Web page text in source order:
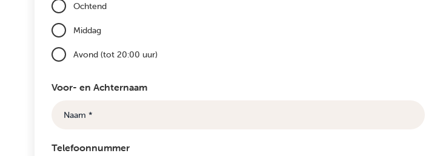
Ochtend
Middag
Avond (tot 20:00 uur)
Voor- en Achternaam
Telefoonnummer